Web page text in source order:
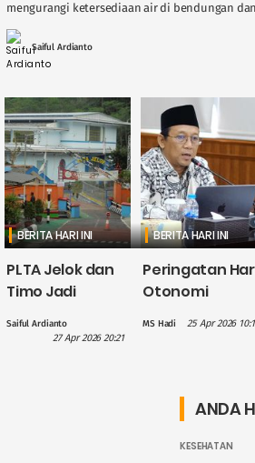
mengurangi ketersediaan air di bendungan dan
sungai, berdampak langsung pada kinerja
Pembangkit Listrik Tenaga Air ( ....
Saiful Ardianto
BERITA HARI INI
PLTA Jelok dan
Timo Jadi
dalam
Saiful Ardianto
27 Apr 2026 20:21
BERITA HARI INI
Peringatan
Otonomi
Hilmy: Hak
Sekadar
Wacana
MS Hadi 25 Apr 2026
ANDA
KESEHATAN